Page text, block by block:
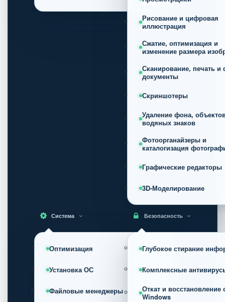
Рисование и цифровая
иллюстрация
Сжатие, оптимизация и
изменение размера
Сканирование, печать и
документы
Скриншотеры
Удаление фона,
водяных знаков
Фотоорганайзеры и
каталогизация
Графические редакторы
3D-Моделирование
Система
Оптимизация
Установка ОС
Файловые менеджеры
Безопасность
Глубокое стирание
Комплексные
Откат и восстановление
Windows